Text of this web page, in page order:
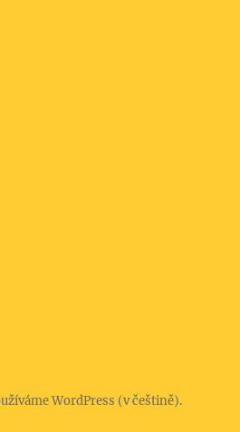
WordPress (v češtině).